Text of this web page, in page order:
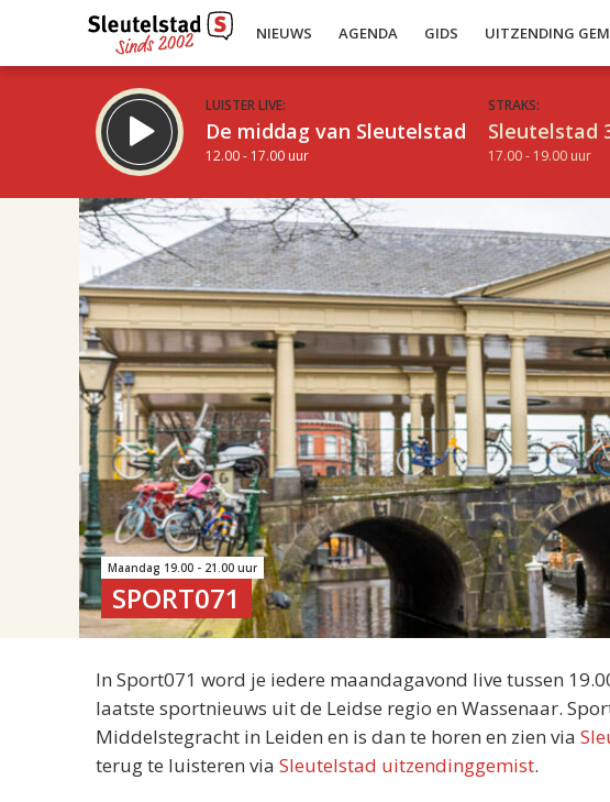
NIEUWS AGENDA GIDS UITZENDING
LUISTER LIVE:
De middag van Sleutelstad
12.00 - 17.00 uur
STRAKS:
Sleutelstad
17.00 - 19.00 uur
19.00
Inklappen
Maandag 19.00 - 21.00 uur
SPORT071
In Sport071 word je iedere maandagavond live tussen
laatste sportnieuws uit de Leidse regio en Wassenaar.
Middelstegracht in Leiden en is dan te horen en zien via
terug te luisteren via Sleutelstad uitzendinggemist.